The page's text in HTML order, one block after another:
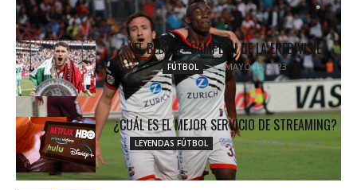
“EL BEBOTE” CAMPEÓN DE LA EREDIVISIE
FÚTBOL MAYO 15, 2023
¿CUÁL ES EL MEJOR SERVICIO DE STREAMING?
LEYENDAS FÚTBOL NOVIEMBRE 18, 2020